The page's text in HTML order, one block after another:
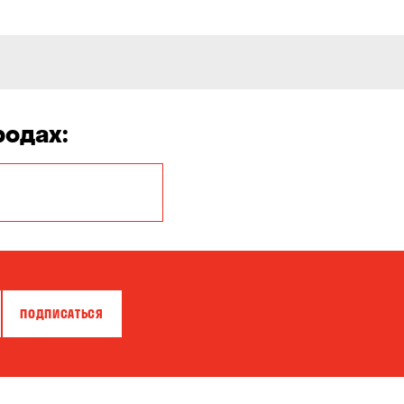
Бровары
Гнедин
ПОДПИСАТЬСЯ